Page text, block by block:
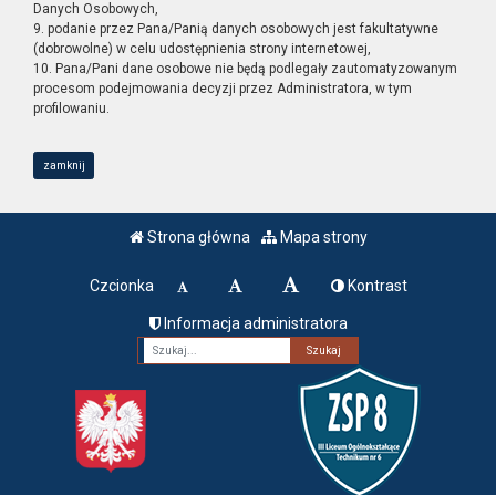
Danych Osobowych,
9. podanie przez Pana/Panią danych osobowych jest fakultatywne
(dobrowolne) w celu udostępnienia strony internetowej,
10. Pana/Pani dane osobowe nie będą podlegały zautomatyzowanym
procesom podejmowania decyzji przez Administratora, w tym
profilowaniu.
zamknij
Strona główna Mapa strony
Czcionka Kontrast
Informacja administratora
Fraza